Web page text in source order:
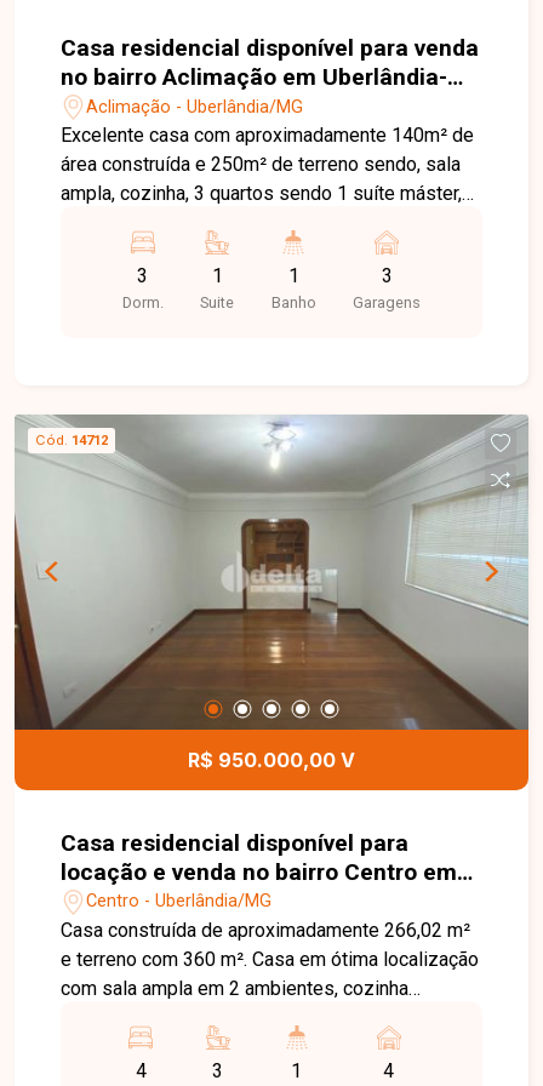
Casa residencial disponível para venda
no bairro Aclimação em Uberlândia-
MGAclimação - Uberlândia/MG
Excelente casa com aproximadamente 140m² de
área construída e 250m² de terreno sendo, sala
ampla, cozinha, 3 quartos sendo 1 suíte máster,
completa com piscina aquecida e 3 vagas de
garagem. Agende agora mesmo uma visita e
venha conhecer pessoalmente todos os detalhes
telefone ou WhatsApp no número (34) 3230-9900
ou venha conhecer nosso espaço e conversar
pessoalmente com um consultor que irá te
auxiliar na busca pelo imóvel que você busca.
Temos 3 unidades para te receber, no Centro,
Zona Sul ou Zona Leste: Av. João Naves de Ávila,
257 - Centro Rua Rafael Marino Neto, 135 -
Jardim Karaíba Av. Dr. Laerte Vieira Gonçalves,
607 ? Santa Mônica
3
Dorm.
1
Suite
1
Banho
3
Garagens
Cód. 14712
R$ 950.000,00 V
Casa residencial disponível para
locação e venda no bairro Centro em
Uberlândia-MG
Centro - Uberlândia/MG
Casa construída de aproximadamente 266,02 m²
e terreno com 360 m². Casa em ótima localização
com sala ampla em 2 ambientes, cozinha
suítes com armários , banheiro social com
armários e box, área de serviço e ampla área de
4 3 1 4